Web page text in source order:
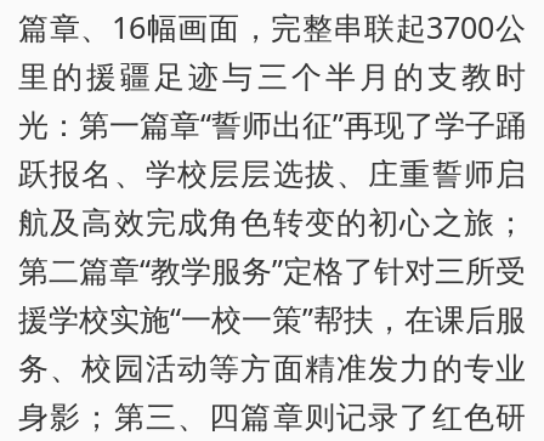
篇章、16幅画面，完整串联起3700公
里的援疆足迹与三个半月的支教时
光：第一篇章“誓师出征”再现了学子踊
跃报名、学校层层选拔、庄重誓师启
航及高效完成角色转变的初心之旅；
第二篇章“教学服务”定格了针对三所受
援学校实施“一校一策”帮扶，在课后服
务、校园活动等方面精准发力的专业
身影；第三、四篇章则记录了红色研